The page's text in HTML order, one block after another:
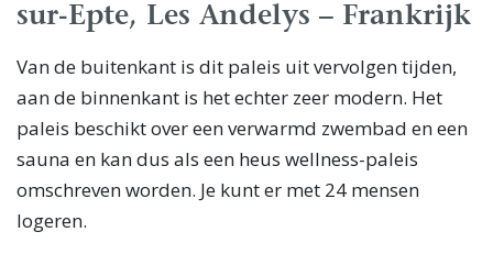
sur-Epte, Les Andelys – Frankrijk
Van de buitenkant is dit paleis uit vervolgen tijden,
aan de binnenkant is het echter zeer modern. Het
paleis beschikt over een verwarmd zwembad en een
sauna en kan dus als een heus wellness-paleis
omschreven worden. Je kunt er met 24 mensen
logeren.